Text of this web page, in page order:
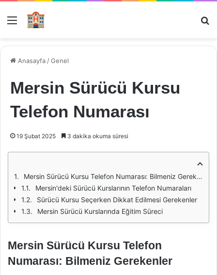
Menü
Anasayfa /Genel
Mersin Sürücü Kursu
Telefon Numarası
19 Şubat 2025 3 dakika okuma süresi
Mersin Sürücü Kursu Telefon Numarası: Bilmeniz Gerekenler
Mersin'deki Sürücü Kurslarının Telefon Numaraları
Sürücü Kursu Seçerken Dikkat Edilmesi Gerekenler
Mersin Sürücü Kurslarında Eğitim Süreci
Mersin Sürücü Kursu Telefon
Numarası: Bilmeniz Gerekenler